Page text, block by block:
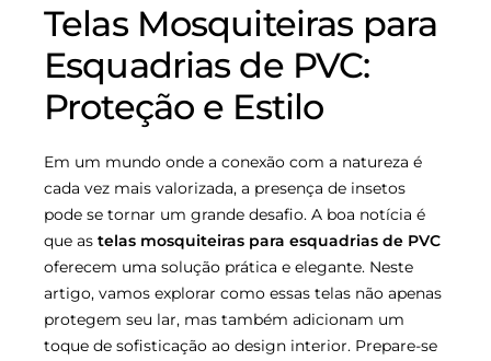
Telas Mosquiteiras para
Esquadrias de PVC:
Proteção e Estilo
Em um mundo onde a conexão com a natureza é
cada vez mais valorizada, a presença de insetos
pode se tornar um grande desafio. A boa notícia é
que as telas mosquiteiras para esquadrias de PVC
oferecem uma solução prática e elegante. Neste
artigo, vamos explorar como essas telas não apenas
protegem seu lar, mas também adicionam um
toque de sofisticação ao design interior. Prepare-se